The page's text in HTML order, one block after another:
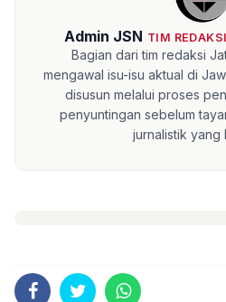
Admin JSN TIM
Bagian dari tim redaksi
mengawal isu-isu aktual di
disusun melalui proses
penyuntingan sebelum
jurnalistik yang